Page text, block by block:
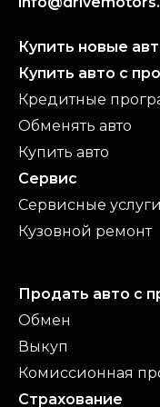
Купить новые
Купить авто с
Кредитные
Обменять авто
Купить авто
Сервис
Сервисные услуги
Кузовной ремонт
Продать авто с
Обмен
Выкуп
Комиссионная
Страхование